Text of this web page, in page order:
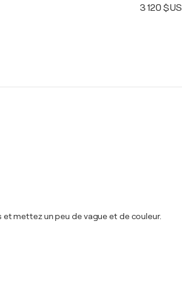
3 120 $US
mettez un peu de vague et de couleur.